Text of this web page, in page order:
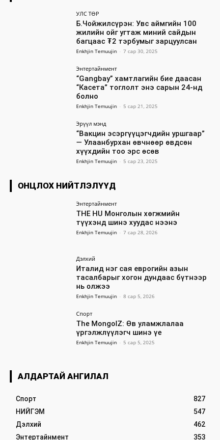
УЛС ТӨР
Б.Чойжилсүрэн: Увс аймгийн 100
жилийн ойг угтаж миний сайдын
багцаас ₮2 тэрбумыг зарцуулсан
Enkhjin Temuujin - 7 сар 30, 2025
Энтертайнмент
“Gangbay” хамтлагийн бие даасан
“Касета” тоглолт энэ сарын 24-нд
болно
Enkhjin Temuujin - 5 сар 21, 2025
Эрүүл мэнд
“Вакцин эсэргүүцэгчдийн уршгаар”
— Улаанбурхан өвчнөөр өвдсөн
хүүхдийн тоо эрс өсөв
Enkhjin Temuujin - 5 сар 23, 2025
ОНЦЛОХ НИЙТЛЭЛҮҮД
Энтертайнмент
THE HU Монголын хөгжмийн
түүхэнд шинэ хуудас нээнэ
Enkhjin Temuujin - 7 сар 28, 2026
Дэлхий
Италид нэг сая еврогийн азын
тасалбарыг хогон дундаас бүтнээр
нь олжээ
Enkhjin Temuujin - 8 сар 5, 2026
Спорт
The MongolZ: Өв уламжлалаа
үргэлжлүүлэгч шинэ үе
Enkhjin Temuujin - 5 сар 5, 2025
АЛДАРТАЙ АНГИЛАЛ
Спорт
827
НИЙГЭМ
547
Дэлхий
462
Энтертайнмент
353